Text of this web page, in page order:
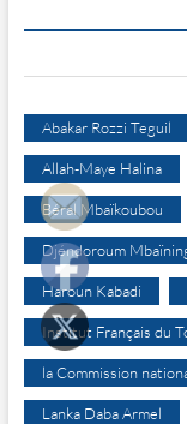
Abakar Rozzi Teguil
Allah-Maye Halina
Béral Mbaïkoubou
Djéndoroum
Haroun Kabadi
Institut Français du
la Commission
Lanka Daba Armel